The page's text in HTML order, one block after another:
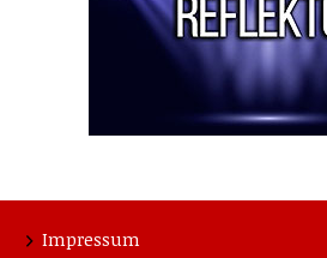
Impressum